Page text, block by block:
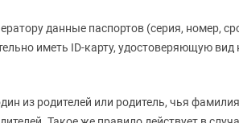
данные паспортов (серия, номер,
иметь ID-карту, удостоверяющую
из родителей или родитель, чья